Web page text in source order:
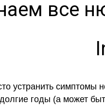
все
устранить симптомы
годы (а может